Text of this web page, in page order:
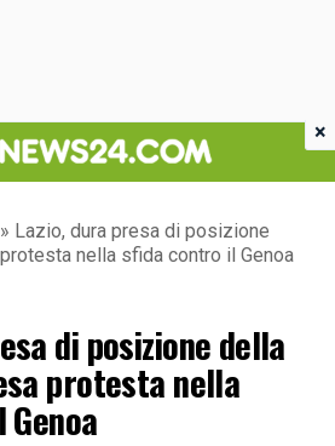
» Lazio, dura presa di posizione
nella sfida contro il Genoa
di posizione della
protesta nella
×